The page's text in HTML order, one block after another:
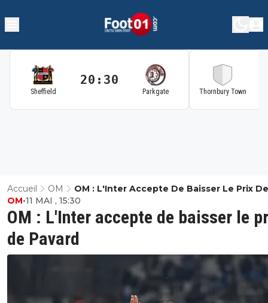
Sheffield
20:30
Parkgate Thornbury Town
Accueil OM
OM : L'Inter Accepte De Baisser Le Prix De
Pavard
OM : L'Inter accepte de baisser le
de Pavard
OM•11 MAI , 15:30